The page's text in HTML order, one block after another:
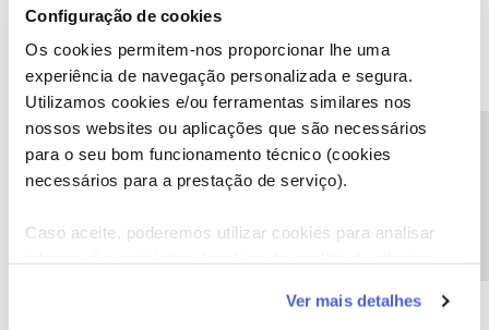
Configuração de cookies
Os cookies permitem-nos proporcionar lhe uma
experiência de navegação personalizada e segura.
Utilizamos cookies e/ou ferramentas similares nos
nossos websites ou aplicações que são necessários
para o seu bom funcionamento técnico (cookies
necessários para a prestação de serviço).
Caso aceite, poderemos utilizar cookies para analisar
funcionalidades (cookies de personalização e
Ver mais detalhes
Olá@LGouveia,
Lamentamos a demora na resposta.
Consulte, por favor, o tópico que o @Jose Rodrigues
ajudar.
E veja também as formas de pagamento disponíveis,